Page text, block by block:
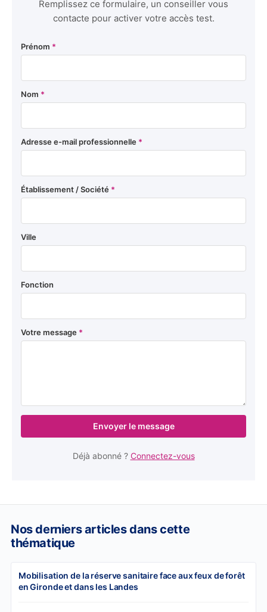
Remplissez ce formulaire, un conseiller vous
contacte pour activer votre accès test.
Prénom *
Nom *
Adresse e-mail professionnelle *
Établissement / Société *
Ville
Fonction
Votre message *
Envoyer le message
Déjà abonné ? Connectez-vous
Nos derniers articles dans cette
thématique
Mobilisation de la réserve sanitaire face aux feux de forêt
en Gironde et dans les Landes